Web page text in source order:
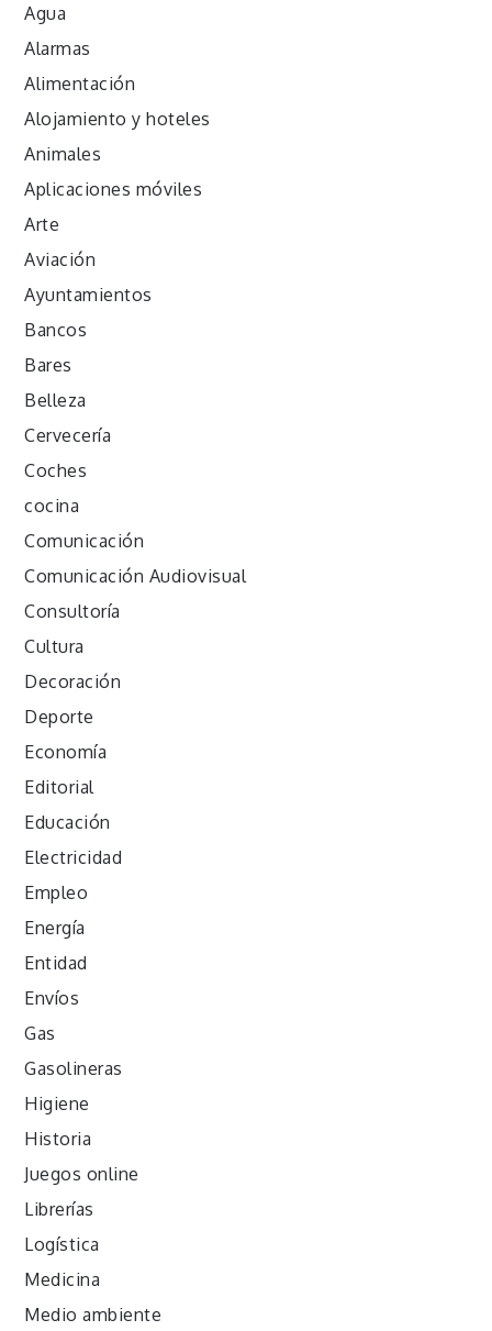
Agua
Alarmas
Alimentación
Alojamiento y hoteles
Animales
Aplicaciones móviles
Arte
Aviación
Ayuntamientos
Bancos
Bares
Belleza
Cervecería
Coches
cocina
Comunicación
Comunicación Audiovisual
Consultoría
Cultura
Decoración
Deporte
Economía
Editorial
Educación
Electricidad
Empleo
Energía
Entidad
Envíos
Gas
Gasolineras
Higiene
Historia
Juegos online
Librerías
Logística
Medicina
Medio ambiente